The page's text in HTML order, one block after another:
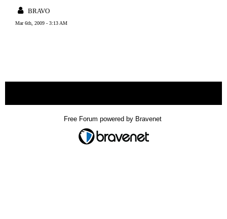
BRAVO
Mar 6th, 2009 - 3:13 AM
Free Forum powered by Bravenet